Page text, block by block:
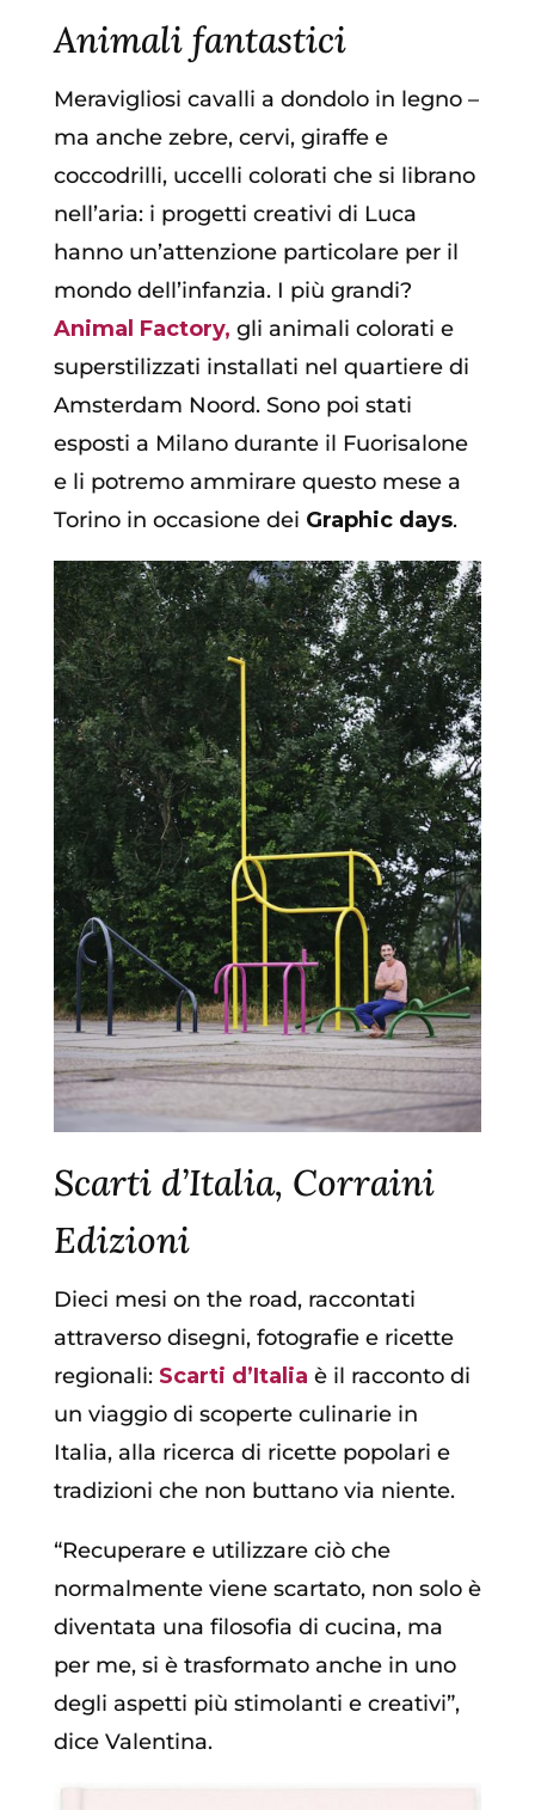
Animali fantastici
Meravigliosi cavalli a dondolo in legno –
ma anche zebre, cervi, giraffe e
coccodrilli, uccelli colorati che si librano
nell’aria: i progetti creativi di Luca
hanno un’attenzione particolare per il
mondo dell’infanzia. I più grandi?
Animal Factory, gli animali colorati e
superstilizzati installati nel quartiere di
Amsterdam Noord. Sono poi stati
esposti a Milano durante il Fuorisalone
e li potremo ammirare questo mese a
Torino in occasione dei Graphic days.
Scarti d’Italia, Corraini
Edizioni
Dieci mesi on the road, raccontati
attraverso disegni, fotografie e ricette
regionali: Scarti d’Italia è il racconto di
un viaggio di scoperte culinarie in
Italia, alla ricerca di ricette popolari e
tradizioni che non buttano via niente.
“Recuperare e utilizzare ciò che
normalmente viene scartato, non solo è
diventata una filosofia di cucina, ma
per me, si è trasformato anche in uno
degli aspetti più stimolanti e creativi”,
dice Valentina.